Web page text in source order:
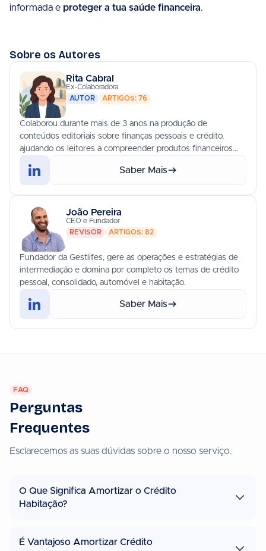
informada e proteger a tua saúde financeira.
Sobre os Autores
Rita Cabral
Ex-Colaboradora
AUTOR
ARTIGOS: 76
Colaborou durante mais de 3 anos na produção de
conteúdos editoriais sobre finanças pessoais e crédito,
ajudando os leitores a compreender produtos financeiros
Saber Mais
João Pereira
CEO e Fundador
REVISOR
ARTIGOS: 82
Fundador da Gestlifes, gere as operações e estratégias de
intermediação e domina por completo os temas de crédito
pessoal, consolidado, automóvel e habitação.
Saber Mais
FAQ
Perguntas
Frequentes
Esclarecemos as suas dúvidas sobre o nosso serviço.
O Que Significa Amortizar o Crédito
Habitação?
É Vantajoso Amortizar Crédito